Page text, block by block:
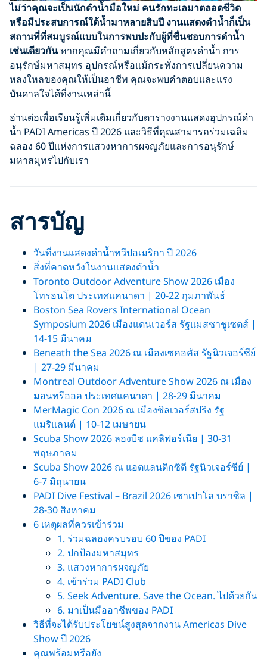
ไม่ว่าคุณจะเป็นนักดำน้ำมือใหม่ คนรักทะเลมาตลอดชีวิต
หรือมีประสบการณ์ใต้น้ำมาหลายสิบปี งานแสดงดำน้ำก็เป็น
สถานที่ที่สมบูรณ์แบบในการพบปะกับผู้ที่ชื่นชอบการดำน้ำ
เช่นเดียวกันหากคุณมีคำถามเกี่ยวกับหลักสูตรดำน้ำ การ
อนุรักษ์มหาสมุทร อุปกรณ์หรือแม้กระทั่งการเปลี่ยนความ
หลงใหลของคุณให้เป็นอาชีพ คุณจะพบคำตอบและแรง
บันดาลใจได้ที่งานเหล่านี้
อ่านต่อเพื่อเรียนรู้เพิ่มเติมเกี่ยวกับตารางงานแสดงอุปกรณ์ดำ
น้ำ PADI Americas ปี 2026 และวิธีที่คุณสามารถร่วมเฉลิม
ฉลอง 60 ปีแห่งการแสวงหาการผจญภัยและการอนุรักษ์
มหาสมุทรไปกับเรา
สารบัญ
วันที่งานแสดงดำน้ำทวีปอเมริกา ปี 2026
สิ่งที่คาดหวังในงานแสดงดำน้ำ
Toronto Outdoor Adventure Show 2026 เมือง
โทรอนโต ประเทศแคนาดา | 20-22 กุมภาพันธ์
Boston Sea Rovers International Ocean
Symposium 2026 เมืองแดนเวอร์ส รัฐแมสซาชูเซตส์ |
14-15 มีนาคม
Beneath the Sea 2026 ณ เมืองเซคอคัส รัฐนิวเจอร์ซีย์
| 27-29 มีนาคม
Montreal Outdoor Adventure Show 2026 ณ เมือง
มอนทรีออล ประเทศแคนาดา | 28-29 มีนาคม
MerMagic Con 2026 ณ เมืองซิลเวอร์สปริง รัฐ
แมริแลนด์ | 10-12 เมษายน
Scuba Show 2026 ลองบีช แคลิฟอร์เนีย | 30-31
พฤษภาคม
Scuba Show 2026 ณ แอตแลนติกซิตี รัฐนิวเจอร์ซีย์ |
6-7 มิถุนายน
PADI Dive Festival – Brazil 2026 เซาเปาโล บราซิล |
28-30 สิงหาคม
6 เหตุผลที่ควรเข้าร่วม
1. ร่วมฉลองครบรอบ 60 ปีของ PADI
2. ปกป้องมหาสมุทร
3. แสวงหาการผจญภัย
4. เข้าร่วม PADI Club
5. Seek Adventure. Save the Ocean. ไปด้วยกัน
6. มาเป็นมืออาชีพของ PADI
วิธีที่จะได้รับประโยชน์สูงสุดจากงาน Americas Dive
Show ปี 2026
คุณพร้อมหรือยัง